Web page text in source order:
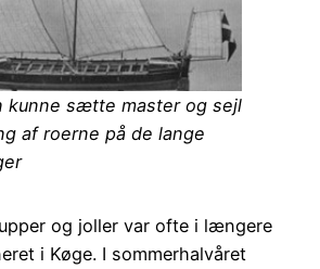
kunne sætte master og sejl
af roerne på de lange
og joller var ofte i længere
i Køge. I sommerhalvåret